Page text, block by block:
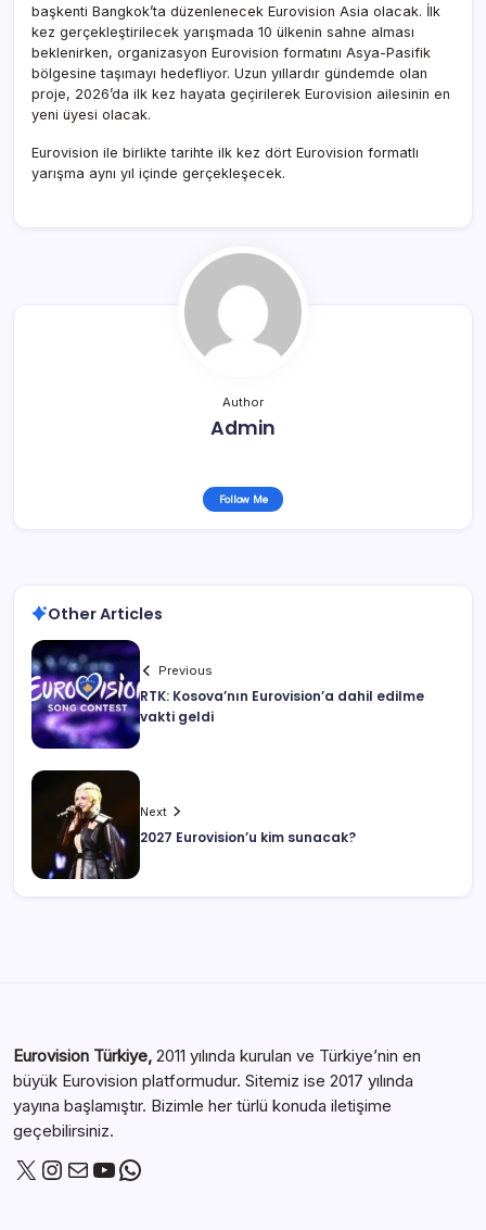
başkenti Bangkok’ta düzenlenecek Eurovision Asia olacak. İlk
kez gerçekleştirilecek yarışmada 10 ülkenin sahne alması
beklenirken, organizasyon Eurovision formatını Asya-Pasifik
bölgesine taşımayı hedefliyor. Uzun yıllardır gündemde olan
proje, 2026’da ilk kez hayata geçirilerek Eurovision ailesinin en
yeni üyesi olacak.
Eurovision ile birlikte tarihte ilk kez dört Eurovision formatlı
yarışma aynı yıl içinde gerçekleşecek.
Author
Admin
Follow Me
Other Articles
Previous
RTK: Kosova’nın Eurovision’a dahil edilme
vakti geldi
Next
2027 Eurovision’u kim sunacak?
Eurovision Türkiye, 2011 yılında kurulan ve Türkiye’nin en
büyük Eurovision platformudur. Sitemiz ise 2017 yılında
yayına başlamıştır. Bizimle her türlü konuda iletişime
geçebilirsiniz.